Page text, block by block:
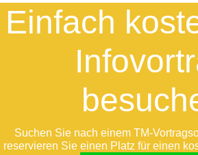
Einfach
Suchen Sie nach einem TM-
reservieren Sie einen Platz für einen